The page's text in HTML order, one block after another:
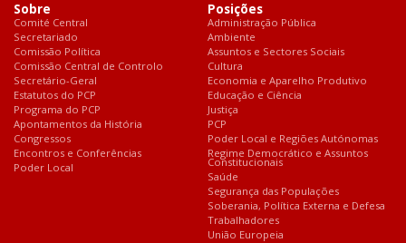
Sobre
Comité Central
Secretariado
Comissão Política
Comissão Central de Controlo
Secretário-Geral
Estatutos do PCP
Programa do PCP
Apontamentos da História
Congressos
Encontros e Conferências
Poder Local
Posições
Administração Pública
Ambiente
Assuntos e Sectores Sociais
Cultura
Economia e Aparelho Produtivo
Educação e Ciência
Justiça
PCP
Poder Local e Regiões Autónomas
Regime Democrático e Assuntos
Constitucionais
Saúde
Segurança das Populações
Soberania, Política Externa e Defesa
Trabalhadores
União Europeia